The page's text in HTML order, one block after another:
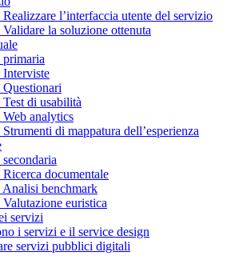
l’interfaccia utente del servizio
la soluzione ottenuta
primaria
Interviste
Questionari
di usabilità
Web analytics
di mappatura dell’esperienza
documentale
Analisi benchmark
euristica
servizi
i servizi e il service design
servizi pubblici digitali